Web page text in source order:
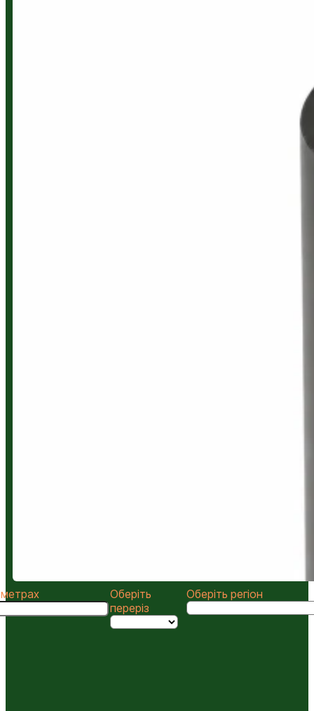
метрах
Оберіть
переріз
Оберіть регіон